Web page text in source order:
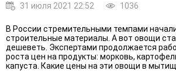
31 июля 2021 22:52 1036
В России стремительными темпами
строительные материалы. А вот овощи
дешеветь. Экспертами продолжается
роста цен на продукты: морковь,
капуста. Какие цены на эти овощи в